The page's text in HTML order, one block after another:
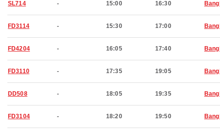
SL714 - 15:00 16:30
FD3114 - 15:30 17:00
FD4204 - 16:05 17:40
FD3110 - 17:35 19:05
DD508 - 18:05 19:35
FD3104 - 18:20 19:50